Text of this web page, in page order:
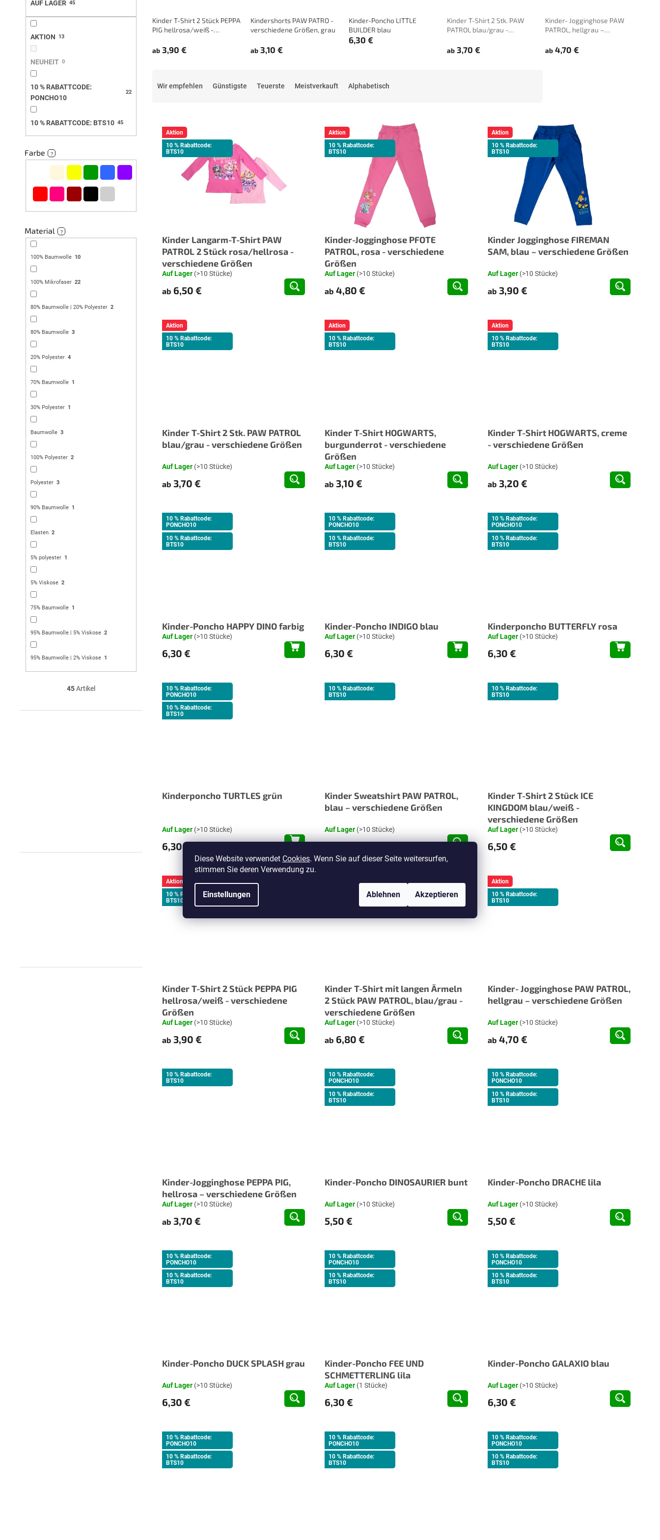
Diese Website verwendet Cookies. Wenn Sie auf dieser Seite weitersurfen,
stimmen Sie deren Verwendung zu.
Einstellungen Ablehnen Akzeptieren
AUF LAGER 45
AKTION 13
NEUHEIT 0
10 % RABATTCODE:
PONCHO10
22
10 % RABATTCODE: BTS10 45
Farbe ?
Material ?
100% Baumwolle 10
100% Mikrofaser 22
80% Baumwolle | 20% Polyester 2
80% Baumwolle 3
20% Polyester 4
70% Baumwolle 1
30% Polyester 1
Baumwolle 3
100% Polyester 2
Polyester 3
90% Baumwolle 1
Elasten 2
5% polyester 1
5% Viskose 2
75% Baumwolle 1
95% Baumwolle | 5% Viskose 2
95% Baumwolle | 2% Viskose 1
45Artikel
Kinder T-Shirt 2 Stück PEPPA
PIG hellrosa/weiß -
ab 3,90 €
Kindershorts PAW PATRO -
verschiedene Größen, grau
ab 3,10 €
Kinder-Poncho LITTLE
BUILDER blau
6,30 €
Kinder T-Shirt 2 Stk. PAW
PATROL blau/grau -
ab 3,70 €
Kinder- Jogginghose PAW
PATROL, hellgrau –
ab 4,70 €
Wir empfehlen Günstigste Teuerste Meistverkauft Alphabetisch
Aktion
10 % Rabattcode:
BTS10
Kinder Langarm-T-Shirt PAW
PATROL 2 Stück rosa/hellrosa -
verschiedene Größen
Auf Lager (>10 Stücke)
ab 6,50 €
Aktion
10 % Rabattcode:
BTS10
Kinder-Jogginghose PFOTE
PATROL, rosa - verschiedene
Größen
Auf Lager (>10 Stücke)
ab 4,80 €
Aktion
10 % Rabattcode:
BTS10
Kinder Jogginghose FIREMAN
SAM, blau – verschiedene Größen
Auf Lager (>10 Stücke)
ab 3,90 €
Aktion
10 % Rabattcode:
BTS10
Kinder T-Shirt 2 Stk. PAW PATROL
blau/grau - verschiedene Größen
Auf Lager (>10 Stücke)
ab 3,70 €
Aktion
10 % Rabattcode:
BTS10
Kinder T-Shirt HOGWARTS,
burgunderrot - verschiedene
Größen
Auf Lager (>10 Stücke)
ab 3,10 €
Aktion
10 % Rabattcode:
BTS10
Kinder T-Shirt HOGWARTS, creme
- verschiedene Größen
Auf Lager (>10 Stücke)
ab 3,20 €
10 % Rabattcode:
PONCHO10
10 % Rabattcode:
BTS10
Kinder-Poncho HAPPY DINO farbig
Auf Lager (>10 Stücke)
6,30 €
10 % Rabattcode:
PONCHO10
10 % Rabattcode:
BTS10
Kinder-Poncho INDIGO blau
Auf Lager (>10 Stücke)
6,30 €
10 % Rabattcode:
PONCHO10
10 % Rabattcode:
BTS10
Kinderponcho BUTTERFLY rosa
Auf Lager (>10 Stücke)
6,30 €
10 % Rabattcode:
PONCHO10
10 % Rabattcode:
BTS10
Kinderponcho TURTLES grün
Auf Lager (>10 Stücke)
6,30 €
10 % Rabattcode:
BTS10
Kinder Sweatshirt PAW PATROL,
blau – verschiedene Größen
Auf Lager (>10 Stücke)
10 % Rabattcode:
BTS10
Kinder T-Shirt 2 Stück ICE
KINGDOM blau/weiß -
verschiedene Größen
Auf Lager (>10 Stücke)
6,50 €
Aktion
10 % Rabattcode:
BTS10
Kinder T-Shirt 2 Stück PEPPA PIG
hellrosa/weiß - verschiedene
Größen
Auf Lager (>10 Stücke)
ab 3,90 €
10 % Rabattcode:
Kinder T-Shirt mit langen Ärmeln
2 Stück PAW PATROL, blau/grau -
verschiedene Größen
Auf Lager (>10 Stücke)
ab 6,80 €
Aktion
10 % Rabattcode:
BTS10
Kinder- Jogginghose PAW PATROL,
hellgrau – verschiedene Größen
Auf Lager (>10 Stücke)
ab 4,70 €
10 % Rabattcode:
BTS10
Kinder-Jogginghose PEPPA PIG,
hellrosa – verschiedene Größen
Auf Lager (>10 Stücke)
ab 3,70 €
10 % Rabattcode:
PONCHO10
10 % Rabattcode:
BTS10
Kinder-Poncho DINOSAURIER bunt
Auf Lager (>10 Stücke)
5,50 €
10 % Rabattcode:
PONCHO10
10 % Rabattcode:
BTS10
Kinder-Poncho DRACHE lila
Auf Lager (>10 Stücke)
5,50 €
10 % Rabattcode:
PONCHO10
10 % Rabattcode:
BTS10
Kinder-Poncho DUCK SPLASH grau
Auf Lager (>10 Stücke)
6,30 €
10 % Rabattcode:
PONCHO10
10 % Rabattcode:
BTS10
Kinder-Poncho FEE UND
SCHMETTERLING lila
Auf Lager (1 Stücke)
6,30 €
10 % Rabattcode:
PONCHO10
10 % Rabattcode:
BTS10
Kinder-Poncho GALAXIO blau
Auf Lager (>10 Stücke)
6,30 €
10 % Rabattcode:
PONCHO10
10 % Rabattcode:
BTS10
10 % Rabattcode:
PONCHO10
10 % Rabattcode:
BTS10
10 % Rabattcode:
PONCHO10
10 % Rabattcode:
BTS10